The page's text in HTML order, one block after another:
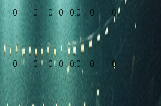
0 0 0 0 0:0 0 0
0 0 0 0 0:0 0 0